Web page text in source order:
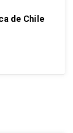
de Chile